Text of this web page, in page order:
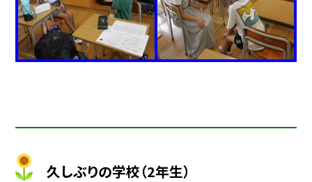
久しぶりの学校（2年生）